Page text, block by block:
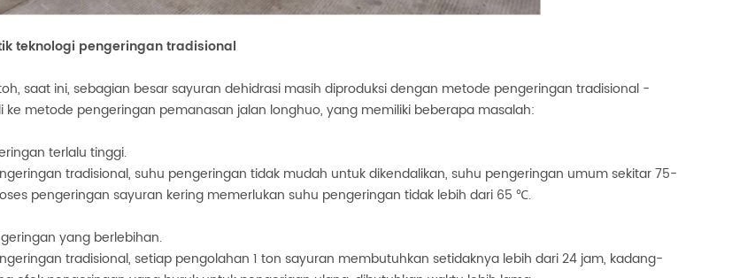
teknologi pengeringan tradisional
saat ini, sebagian besar sayuran dehidrasi masih diproduksi dengan metode pengeringan tradisional -
ke metode pengeringan pemanasan jalan longhuo, yang memiliki beberapa masalah:
terlalu tinggi.
tradisional, suhu pengeringan tidak mudah untuk dikendalikan, suhu pengeringan umum sekitar 75-
pengeringan sayuran kering memerlukan suhu pengeringan tidak lebih dari 65 ℃.
yang berlebihan.
tradisional, setiap pengolahan 1 ton sayuran membutuhkan setidaknya lebih dari 24 jam, kadang-